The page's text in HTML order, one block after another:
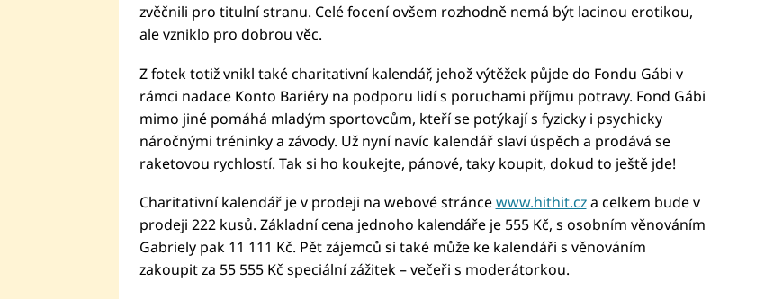
zvěčnili pro titulní stranu. Celé focení ovšem rozhodně nemá být lacinou erotikou,
ale vzniklo pro dobrou věc.
Z fotek totiž vnikl také charitativní kalendář, jehož výtěžek půjde do Fondu Gábi v
rámci nadace Konto Bariéry na podporu lidí s poruchami příjmu potravy. Fond Gábi
mimo jiné pomáhá mladým sportovcům, kteří se potýkají s fyzicky i psychicky
náročnými tréninky a závody. Už nyní navíc kalendář slaví úspěch a prodává se
raketovou rychlostí. Tak si ho koukejte, pánové, taky koupit, dokud to ještě jde!
Charitativní kalendář je v prodeji na webové stráncewww.hithit.cza celkem bude v
prodeji 222 kusů. Základní cena jednoho kalendáře je 555 Kč, s osobním věnováním
Gabriely pak 11 111 Kč. Pět zájemců si také může ke kalendáři s věnováním
zakoupit za 55 555 Kč speciální zážitek – večeři s moderátorkou.